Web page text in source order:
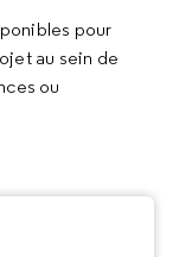
pour
au sein de
ou